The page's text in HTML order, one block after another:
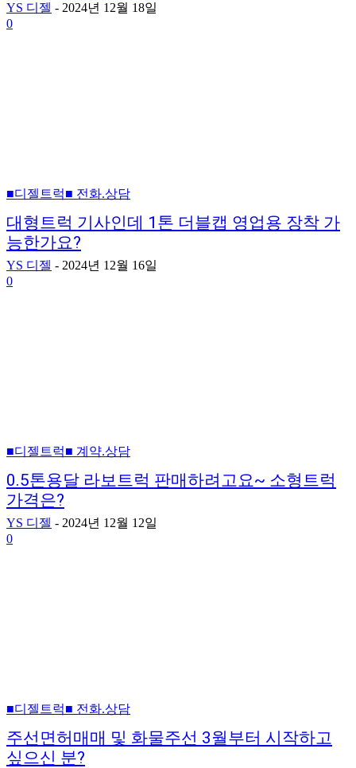
YS 디젤 - 2024년 12월 18일
0
■디젤트럭■ 전화.상담
대형트럭 기사인데 1톤 더블캡 영업용 장착 가
능한가요?
YS 디젤 - 2024년 12월 16일
0
■디젤트럭■ 계약.상담
0.5톤용달 라보트럭 판매하려고요~ 소형트럭
가격은?
YS 디젤 - 2024년 12월 12일
0
■디젤트럭■ 전화.상담
주선면허매매 및 화물주선 3월부터 시작하고
싶으신 분?